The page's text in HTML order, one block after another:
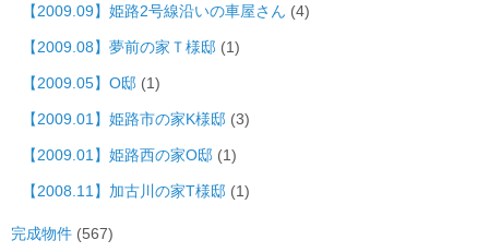
【2009.09】姫路2号線沿いの車屋さん (4)
【2009.08】夢前の家Ｔ様邸 (1)
【2009.05】O邸 (1)
【2009.01】姫路市の家K様邸 (3)
【2009.01】姫路西の家O邸 (1)
【2008.11】加古川の家T様邸 (1)
完成物件 (567)